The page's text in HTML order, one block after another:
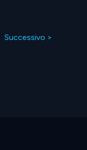
Successivo >